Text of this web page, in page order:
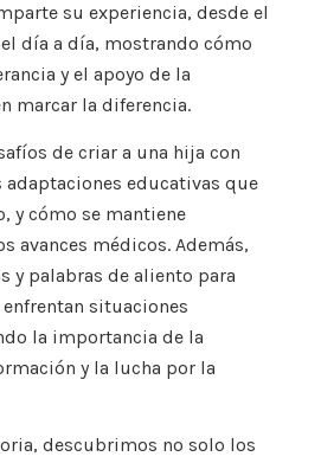
su experiencia, desde el
día a día, mostrando cómo
y el apoyo de la
marcar la diferencia.
de criar a una hija con
educativas que
y cómo se mantiene
avances médicos. Además,
y palabras de aliento para
situaciones
la importancia de la
y la lucha por la
descubrimos no solo los